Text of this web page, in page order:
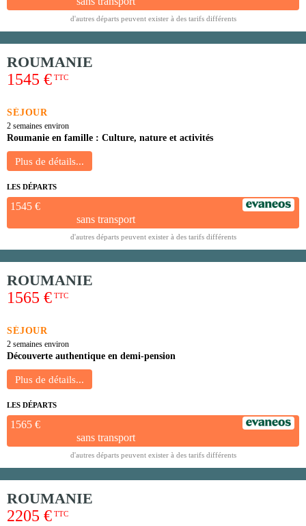
d'autres départs peuvent exister à des tarifs différents
ROUMANIE
1545 € TTC
SÉJOUR
2 semaines environ
Roumanie en famille : Culture, nature et activités
LES DÉPARTS
1545 €
sans transport
d'autres départs peuvent exister à des tarifs différents
ROUMANIE
1565 € TTC
SÉJOUR
2 semaines environ
Découverte authentique en demi-pension
LES DÉPARTS
1565 €
sans transport
d'autres départs peuvent exister à des tarifs différents
ROUMANIE
2205 € TTC